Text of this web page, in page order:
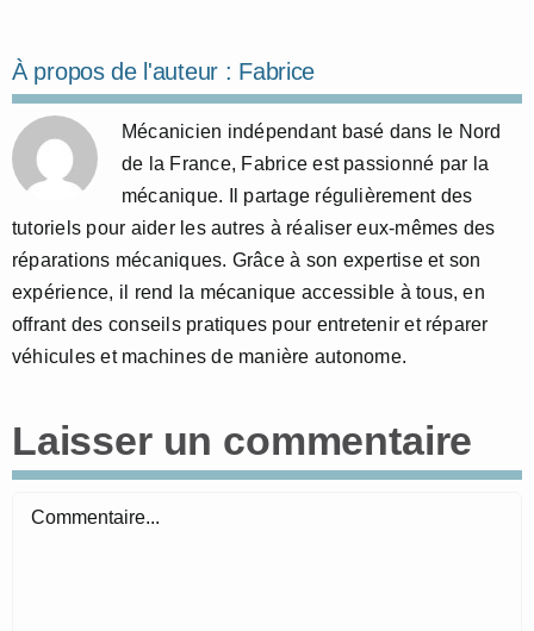
À propos de l'auteur : Fabrice
Mécanicien indépendant basé dans le Nord
de la France, Fabrice est passionné par la
mécanique. Il partage régulièrement des
tutoriels pour aider les autres à réaliser eux-mêmes des
réparations mécaniques. Grâce à son expertise et son
expérience, il rend la mécanique accessible à tous, en
offrant des conseils pratiques pour entretenir et réparer
véhicules et machines de manière autonome.
Laisser un commentaire
Commentaire